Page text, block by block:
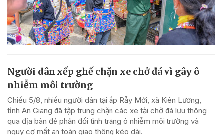
Người dân xếp ghế chặn xe chở đá vì gây ô
nhiễm môi trường
Chiều 5/8, nhiều người dân tại ấp Rẫy Mới, xã Kiên Lương,
tỉnh An Giang đã tập trung chặn các xe tải chở đá lưu thông
qua địa bàn để phản đối tình trạng ô nhiễm môi trường và
nguy cơ mất an toàn giao thông kéo dài.